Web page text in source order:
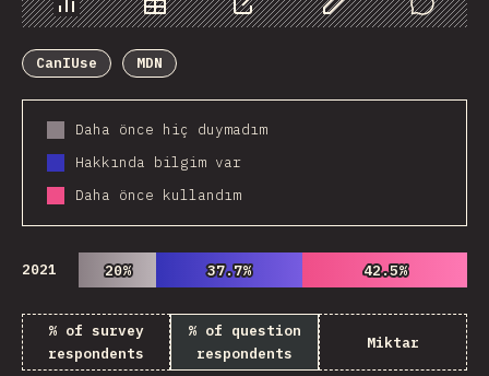
Chart Data Share Customize Data
Comments
CanIUse
MDN
Daha önce hiç duymadım
Hakkında bilgim var
Daha önce kullandım
2021 20%
20% 37.7%
37.7% 42.5%
42.5%
% of survey
respondents
% of question
respondents
Miktar